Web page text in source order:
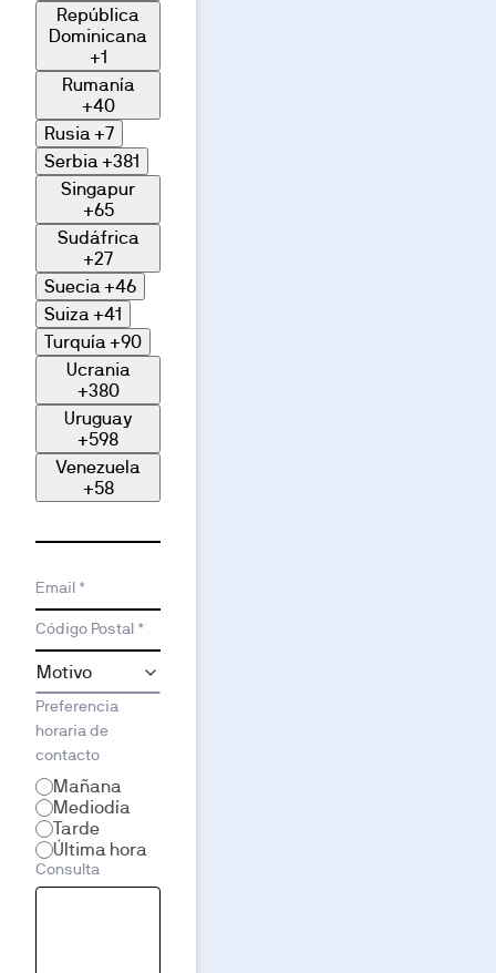
República
Dominicana
+1
Rumanía
+40
Rusia+7
Serbia+381
Singapur
+65
Sudáfrica
+27
Suecia+46
Suiza+41
Turquía+90
Ucrania
+380
Uruguay
+598
Venezuela
+58
Email *
Código Postal *
Preferencia
horaria de
contacto
Mañana
Mediodía
Tarde
Última hora
Consulta